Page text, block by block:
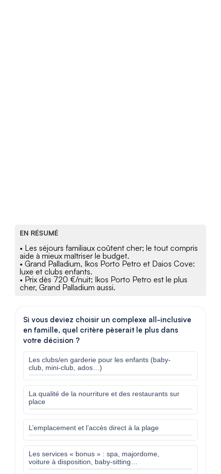
EN RÉSUMÉ
• Les séjours familiaux coûtent cher; le tout compris
aide à mieux maîtriser le budget.
• Grand Palladium, Ikos Porto Petro et Daios Cove:
luxe et clubs enfants.
• Prix dès 720 €/nuit; Ikos Porto Petro est le plus
cher, Grand Palladium aussi.
Si vous deviez choisir un complexe all-inclusive
en famille, quel critère pèserait le plus dans
votre décision ?
Les clubs/en garderie pour les enfants (baby-
club, mini-club, ados…)
La qualité de la nourriture et des restaurants sur
place
L’emplacement et l’accès direct à la plage
Les services « bonus » : spa, majordome,
voiture à disposition, baby-sitting…